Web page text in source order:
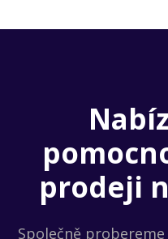
prodeji
Společně